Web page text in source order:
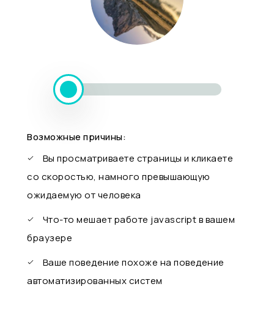
Возможные причины:
Вы просматриваете страницы и кликаете
со скоростью, намного превышающую
ожидаемую от человека
Что-то мешает работе javascript в вашем
браузере
Ваше поведение похоже на поведение
автоматизированных систем